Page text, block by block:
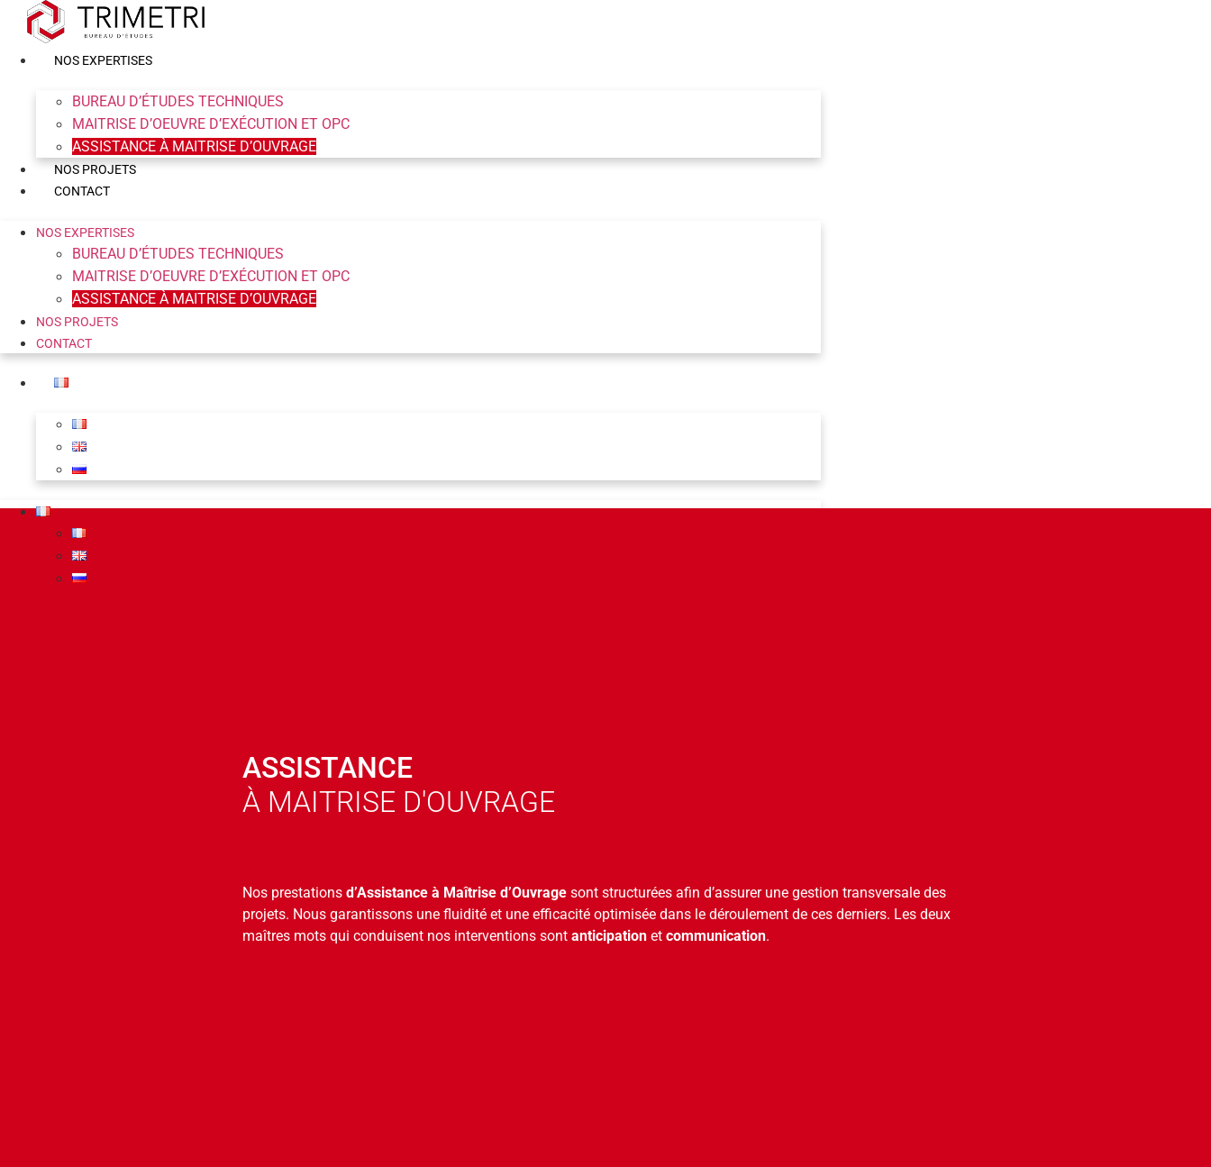
Aller
contenu
NOS EXPERTISES
BUREAU D’ÉTUDES TECHNIQUES
MAITRISE D’OEUVRE D’EXÉCUTION ET OPC
ASSISTANCE À MAITRISE D’OUVRAGE
NOS PROJETS
CONTACT
NOS EXPERTISES
BUREAU D’ÉTUDES TECHNIQUES
MAITRISE D’OEUVRE D’EXÉCUTION ET OPC
ASSISTANCE À MAITRISE D’OUVRAGE
NOS PROJETS
CONTACT
ASSISTANCE
À MAITRISE D'OUVRAGE
Nos prestations d’Assistance à Maîtrise d’Ouvragesont structurées afin d’assurer une gestion transversale des
projets. Nous garantissons une fluidité et une efficacité optimisée dans le déroulement de ces derniers. Les deux
maîtres mots qui conduisent nos interventions sont anticipationet communication.